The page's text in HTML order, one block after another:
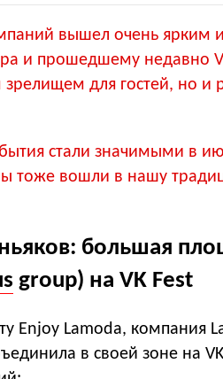
вышел очень ярким
и прошедшему недавно
для гостей, но и
стали значимыми в
тоже вошли в нашу
большая
group) на VK Fest
Enjoy Lamoda, компания
в своей зоне на